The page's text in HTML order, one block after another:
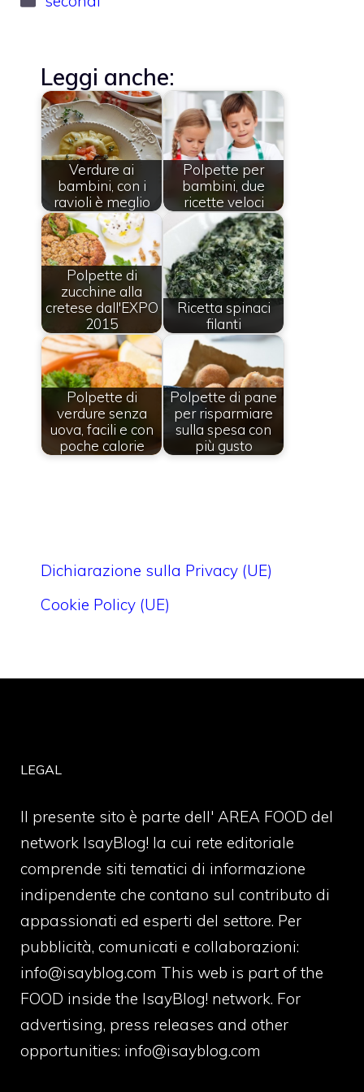
Leggi anche:
Verdure ai
bambini, con i
ravioli è meglio
Polpette per
bambini, due
ricette veloci
Polpette di
zucchine alla
cretese dall'EXPO
2015
Ricetta spinaci
filanti
Polpette di
verdure senza
uova, facili e con
poche calorie
Polpette di pane
per risparmiare
sulla spesa con
più gusto
Dichiarazione sulla Privacy (UE)
Cookie Policy (UE)
LEGAL
Il presente sito è parte dell' AREA FOOD del
network IsayBlog! la cui rete editoriale
comprende siti tematici di informazione
indipendente che contano sul contributo di
appassionati ed esperti del settore. Per
pubblicità, comunicati e collaborazioni:
info@isayblog.com This web is part of the
FOOD inside the IsayBlog! network. For
advertising, press releases and other
opportunities: info@isayblog.com